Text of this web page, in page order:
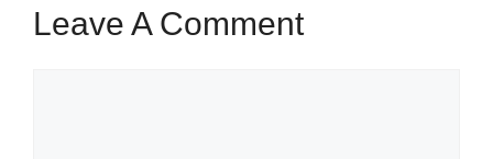
Leave A Comment